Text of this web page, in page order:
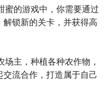
蜜的游戏中，你需要通过
锁新的关卡，并获得高
主，种植各种农作物，
流合作，打造属于自己